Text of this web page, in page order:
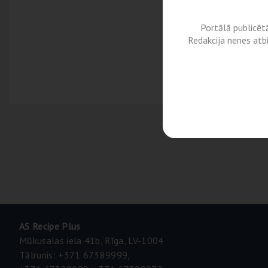
Portālā
Redakcija nenes
AS Recipe Plus
Mūkusalas iela 41b, Rīga, LV-1004
Tālrunis: +371 67389999,